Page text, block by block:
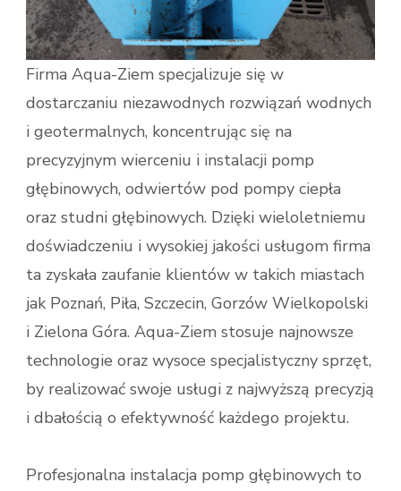
Firma Aqua-Ziem specjalizuje się w
dostarczaniu niezawodnych rozwiązań wodnych
i geotermalnych, koncentrując się na
precyzyjnym wierceniu i instalacji pomp
głębinowych, odwiertów pod pompy ciepła
oraz studni głębinowych. Dzięki wieloletniemu
doświadczeniu i wysokiej jakości usługom firma
ta zyskała zaufanie klientów w takich miastach
jak Poznań, Piła, Szczecin, Gorzów Wielkopolski
i Zielona Góra. Aqua-Ziem stosuje najnowsze
technologie oraz wysoce specjalistyczny sprzęt,
by realizować swoje usługi z najwyższą precyzją
i dbałością o efektywność każdego projektu.
Profesjonalna instalacja pomp głębinowych to